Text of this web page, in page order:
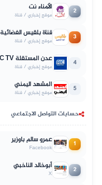
2 الأمناء نت
موقع إخباري / قناة
3 قناة بلقيس الفضائية
موقع إخباري / قناة
4 عدن المستقلة AIC TV
موقع إخباري / قناة
5 المشهد اليمني
موقع إخباري / قناة
حسابات التواصل الاجتماعي
1 عمرو سالم باوزير
Facebook
2 أبوخالد الناخبي
X